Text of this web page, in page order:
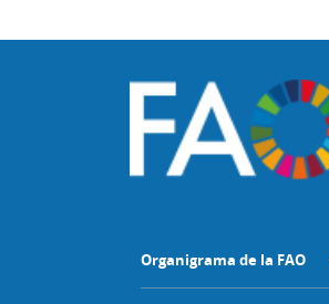
Organigrama de la FAO